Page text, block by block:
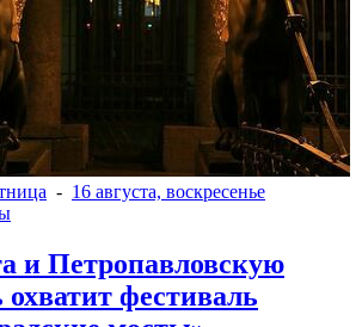
- 16 августа, воскресенье
и Петропавловскую
охватит фестиваль